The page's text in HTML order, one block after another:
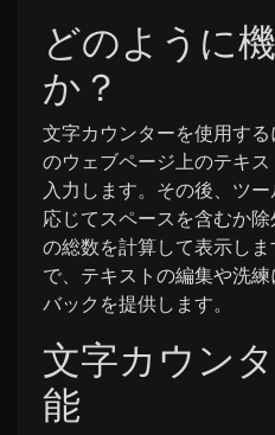
どのように
か？
文字カウンターを使用す
のウェブページ上のテキ
入力します。その後、ツ
応じてスペースを含むか
の総数を計算して表示し
で、テキストの編集や洗
バックを提供します。
文字カウン
能